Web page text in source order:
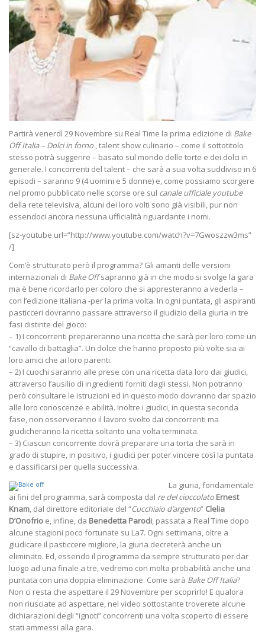
Partirà venerdì 29 Novembre su Real Time la prima edizione di Bake
Off Italia – Dolci in forno , talent show culinario – come il sottotitolo
stesso potrà suggerire – basato sul mondo delle torte e dei dolci in
generale. I concorrenti del talent – che sarà a sua volta suddiviso in 6
episodi – saranno 9 (4 uomini e 5 donne) e, come possiamo scorgere
nel promo pubblicato nelle scorse ore sul canale ufficiale youtube
della rete televisiva, alcuni dei loro volti sono già visibili, pur non
essendoci ancora nessuna ufficialità riguardante i nomi.
[sz-youtube url=”http://www.youtube.com/watch?v=7Gwoszzw3ms”
/]
Com’è strutturato però il programma? Gli amanti delle versioni
internazionali di Bake Offsapranno già in che modo si svolge la gara
ma è bene ricordarlo per coloro che si appresteranno a vederla –
con l’edizione italiana -per la prima volta. In ogni puntata, gli aspiranti
pasticceri dovranno passare attraverso il giudizio della giuria in tre
fasi distinte del gioco:
– 1) I concorrenti prepareranno una ricetta che sarà per loro come un
“cavallo di battaglia”. Un dolce che hanno proposto più volte sia ai
loro amici che ai loro parenti.
– 2) I cuochi saranno alle prese con una ricetta data loro dai giudici,
attraverso l’ausilio di ingredienti forniti dagli stessi. Non potranno
però consultare le istruzioni ed in questo modo dovranno dar spazio
alle loro conoscenze e abilità. Inoltre i giudici, in questa seconda
fase, non osserveranno il lavoro svolto dai concorrenti ma
giudicheranno la ricetta soltanto una volta terminata.
– 3) Ciascun concorrente dovrà preparare una torta che sarà in
grado di stupire, in positivo, i giudici per poter vincere così la puntata
e classificarsi per quella successiva.
La giuria, fondamentale
ai fini del programma, sarà composta dal re del cioccolato Ernest
Knam, dal direttore editoriale del “Cucchiaio d’argento” Clelia
D’Onofrio e, infine, da Benedetta Parodi, passata a Real Time dopo
alcune stagioni poco fortunate su La7. Ogni settimana, oltre a
giudicare il pasticcere migliore, la giuria decreterà anche un
eliminato. Ed, essendo il programma da sempre strutturato per dar
luogo ad una finale a tre, vedremo con molta probabilità anche una
puntata con una doppia eliminazione. Come sarà Bake Off Italia?
Non ci resta che aspettare il 29 Novembre per scoprirlo! E qualora
non riusciate ad aspettare, nel video sottostante troverete alcune
dichiarazioni degli “ignoti” concorrenti una volta scoperto di essere
stati ammessi alla gara.